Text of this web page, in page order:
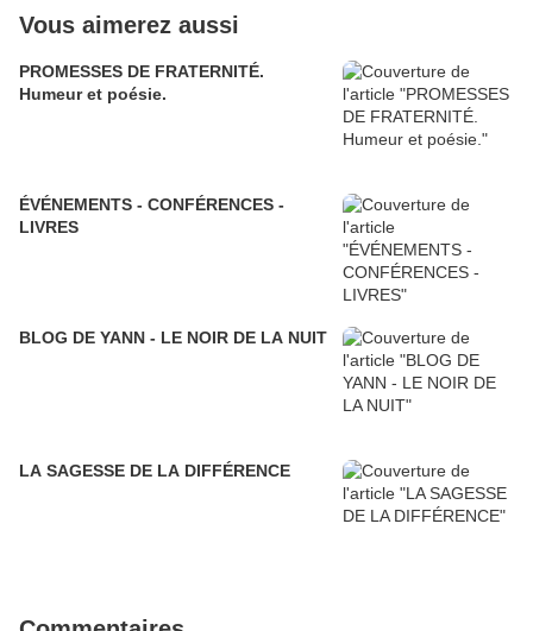
Vous aimerez aussi
PROMESSES DE FRATERNITÉ.
Humeur et poésie.
ÉVÉNEMENTS - CONFÉRENCES -
LIVRES
BLOG DE YANN - LE NOIR DE LA NUIT
LA SAGESSE DE LA DIFFÉRENCE